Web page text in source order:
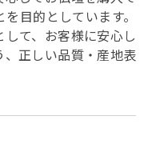
目的としています。
て、お客様に安心し
正しい品質・産地表